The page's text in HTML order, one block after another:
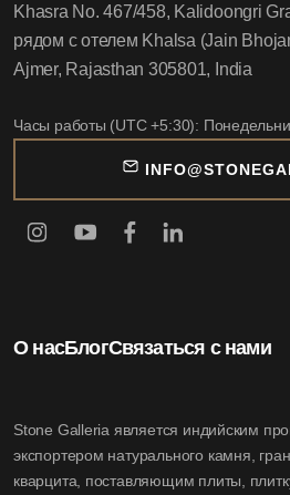
О насБлогСвязаться с нами
Stone Galleria является индийским
экспортером натурального камня,
кварцита, поставляющим плиты,
Khasra No. 467/458, Kalidoongri
рядом с отелем Khalsa (Jain
Ajmer, Rajasthan 305801, India
Часы работы (UTC +5:30):